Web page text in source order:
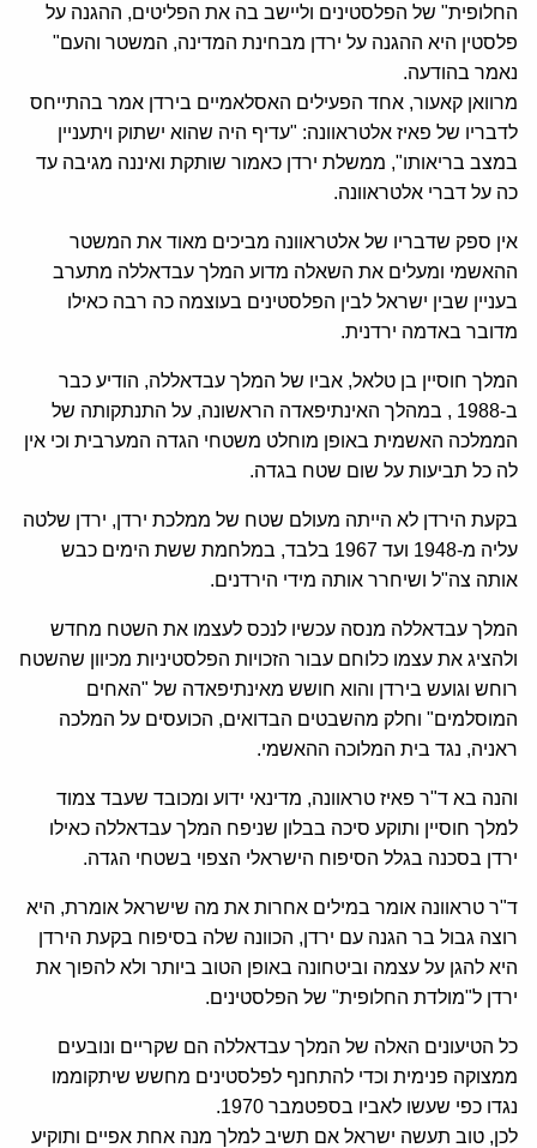
החלופית" של הפלסטינים וליישב בה את הפליטים, ההגנה על
פלסטין היא ההגנה על ירדן מבחינת המדינה, המשטר והעם"
נאמר בהודעה.
מרוואן קאעור, אחד הפעילים האסלאמיים בירדן אמר בהתייחס
לדבריו של פאיז אלטראוונה: "עדיף היה שהוא ישתוק ויתעניין
במצב בריאותו", ממשלת ירדן כאמור שותקת ואיננה מגיבה עד
כה על דברי אלטראוונה.
אין ספק שדבריו של אלטראוונה מביכים מאוד את המשטר
ההאשמי ומעלים את השאלה מדוע המלך עבדאללה מתערב
בעניין שבין ישראל לבין הפלסטינים בעוצמה כה רבה כאילו
מדובר באדמה ירדנית.
המלך חוסיין בן טלאל, אביו של המלך עבדאללה, הודיע כבר
ב-1988 , במהלך האינתיפאדה הראשונה, על התנתקותה של
הממלכה האשמית באופן מוחלט משטחי הגדה המערבית וכי אין
לה כל תביעות על שום שטח בגדה.
בקעת הירדן לא הייתה מעולם שטח של ממלכת ירדן, ירדן שלטה
עליה מ-1948 ועד 1967 בלבד, במלחמת ששת הימים כבש
אותה צה"ל ושיחרר אותה מידי הירדנים.
המלך עבדאללה מנסה עכשיו לנכס לעצמו את השטח מחדש
ולהציג את עצמו כלוחם עבור הזכויות הפלסטיניות מכיוון שהשטח
רוחש וגועש בירדן והוא חושש מאינתיפאדה של "האחים
המוסלמים" וחלק מהשבטים הבדואים, הכועסים על המלכה
ראניה, נגד בית המלוכה ההאשמי.
והנה בא ד"ר פאיז טראוונה, מדינאי ידוע ומכובד שעבד צמוד
למלך חוסיין ותוקע סיכה בבלון שניפח המלך עבדאללה כאילו
ירדן בסכנה בגלל הסיפוח הישראלי הצפוי בשטחי הגדה.
ד"ר טראוונה אומר במילים אחרות את מה שישראל אומרת, היא
רוצה גבול בר הגנה עם ירדן, הכוונה שלה בסיפוח בקעת הירדן
היא להגן על עצמה וביטחונה באופן הטוב ביותר ולא להפוך את
ירדן ל"מולדת החלופית" של הפלסטינים.
כל הטיעונים האלה של המלך עבדאללה הם שקריים ונובעים
ממצוקה פנימית וכדי להתחנף לפלסטינים מחשש שיתקוממו
נגדו כפי שעשו לאביו בספטמבר 1970.
לכן, טוב תעשה ישראל אם תשיב למלך מנה אחת אפיים ותוקיע